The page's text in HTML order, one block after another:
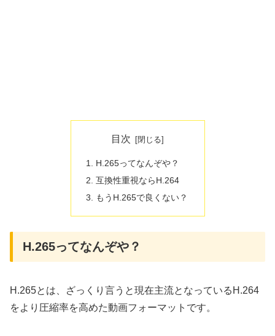
目次
H.265ってなんぞや？
互換性重視ならH.264
もうH.265で良くない？
H.265ってなんぞや？
H.265とは、ざっくり言うと現在主流となっているH.264
をより圧縮率を高めた動画フォーマットです。